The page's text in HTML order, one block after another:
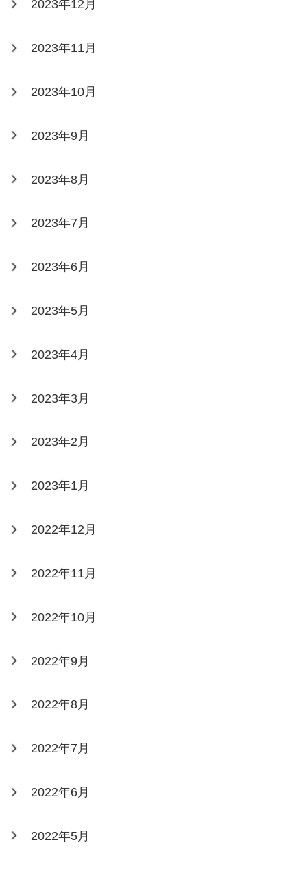
2023年12月
2023年11月
2023年10月
2023年9月
2023年8月
2023年7月
2023年6月
2023年5月
2023年4月
2023年3月
2023年2月
2023年1月
2022年12月
2022年11月
2022年10月
2022年9月
2022年8月
2022年7月
2022年6月
2022年5月